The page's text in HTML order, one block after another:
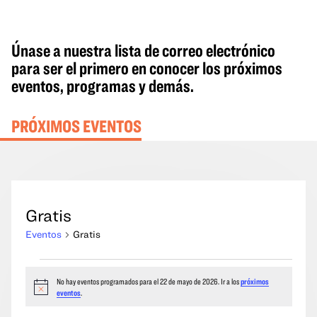
Únase a nuestra lista de correo electrónico
para ser el primero en conocer los próximos
eventos, programas y demás.
PRÓXIMOS EVENTOS
Gratis
Eventos Gratis
del
Aviso
No hay eventos programados para el 22 de mayo de 2026. Ir a lospróximos
eventos.